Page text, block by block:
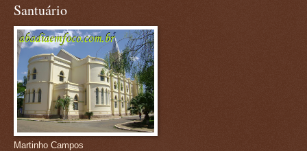
Santuário
Martinho Campos